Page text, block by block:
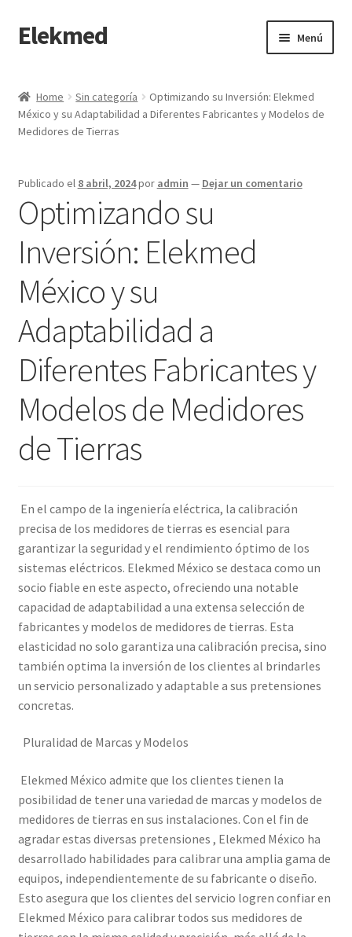
Saltar
a
Ir
al
Elekmed Menú
¿Por Qué Elegir a Elekmed México?
Principal?
¿Qué es un Amperímetro y Cuál es su Función Principal?
¿Qué es un medidor de tierras y cuál es su función Principal?
¿Qué es un multímetro y cuál es su función Principal?
¿Qué es un osciloscopio y cuál es su función Principal?
Amperímetro con certificado de calibración
Calibración de Multímetros – Elekmed México
Calibración de Osciloscopios – Elekmed México
Carrito
Finalizar compra
Medidor de tierras con certificado de calibración
Nuestra Misión en Elekmed México
Osciloscopio con certificado de calibración
Productos calibrados con certificado de Calibración
Servicios de calibración eléctrica
Home Sin categoría
Optimizando su Inversión: Elekmed
México y su Adaptabilidad a Diferentes Fabricantes y Modelos de
Medidores de Tierras
Publicado el 8 abril, 2024por admin — Dejar un comentario
Optimizando su
Inversión: Elekmed
México y su
Adaptabilidad a
Diferentes Fabricantes y
Modelos de Medidores
de Tierras
En el campo de la ingeniería eléctrica, la calibración
precisa de los medidores de tierras es esencial para
garantizar la seguridad y el rendimiento óptimo de los
sistemas eléctricos. Elekmed México se destaca como un
socio fiable en este aspecto, ofreciendo una notable
capacidad de adaptabilidad a una extensa selección de
fabricantes y modelos de medidores de tierras. Esta
elasticidad no solo garantiza una calibración precisa, sino
también optima la inversión de los clientes al brindarles
un servicio personalizado y adaptable a sus pretensiones
concretas.
Pluralidad de Marcas y Modelos
Elekmed México admite que los clientes tienen la
posibilidad de tener una variedad de marcas y modelos de
medidores de tierras en sus instalaciones. Con el fin de
agradar estas diversas pretensiones , Elekmed México ha
desarrollado habilidades para calibrar una amplia gama de
equipos, independientemente de su fabricante o diseño.
Esto asegura que los clientes del servicio logren confiar en
Elekmed México para calibrar todos sus medidores de